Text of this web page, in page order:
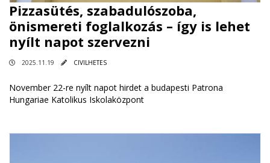
Pizzasütés, szabadulószoba,
önismereti foglalkozás – így is lehet
nyílt napot szervezni
2025.11.19 CIVILHETES
November 22-re nyílt napot hirdet a budapesti Patrona
Hungariae Katolikus Iskolaközpont